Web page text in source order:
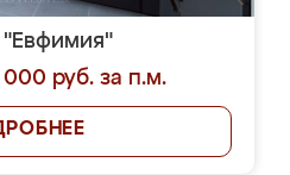
"Евфимия"
000 руб. за п.м.